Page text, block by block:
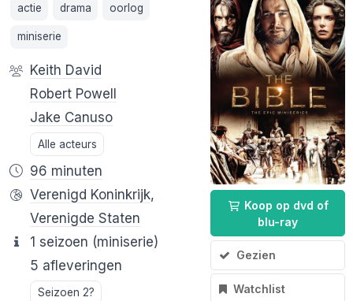
Koop op dvd of
blu-ray
Gezien
Watchlist
actie drama oorlog
miniserie
Keith David
Robert Powell
Jake Canuso
Alle acteurs
96 minuten
Verenigd Koninkrijk,
Verenigde Staten
1 seizoen (miniserie)
5 afleveringen
Seizoen 2?